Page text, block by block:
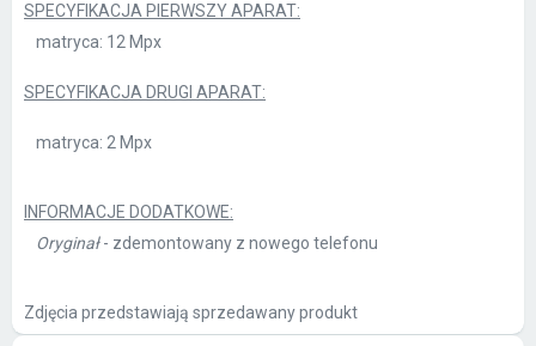
SPECYFIKACJA PIERWSZY APARAT:
matryca: 12 Mpx
SPECYFIKACJA DRUGI APARAT:
matryca: 2 Mpx
INFORMACJE DODATKOWE:
Oryginał- zdemontowany z nowego telefonu
Zdjęcia przedstawiają sprzedawany produkt